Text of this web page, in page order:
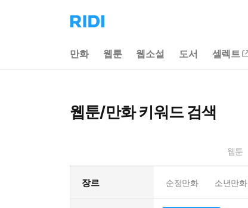
리
디
으
만화 웹툰 웹소설 도서 셀렉트
웹툰/만화 키워드 검색
웹툰
장르 순정만화 소년만화